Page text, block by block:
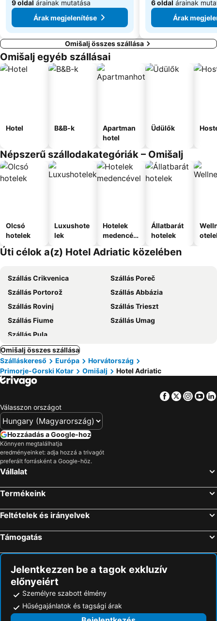
9 oldal árainak mutatása
Árak megjelenítése
6 oldal árainak
Árak
Omišalj összes szállása
Omišalj egyéb szállásai
Hotel B&B-k
Apartman
hotel
Üdülők
Népszerű szállodakategóriák – Omišalj
Olcsó
hotelek
Luxushote
lek
Hotelek
medencév
Állatbarát
hotelek
Úti célok a(z) Hotel Adriatic közelében
Szállás Crikvenica
Szállás Poreč
Szállás Portorož
Szállás Abbázia
Szállás Rovinj
Szállás Trieszt
Szállás Fiume
Szállás Umag
Szállás Pula
Omišalj összes szállása
Szálláskereső
Európa
Horvátország
Primorje-Gorski Kotar
Omišalj Hotel Adriatic
Facebook
Twitter
Válasszon országot
Hozzáadás a Google-hoz
Könnyen megtalálhatja
eredményeinket: adja hozzá a trivagót
preferált forrásként a Google-höz.
Vállalat
Termékeink
Feltételek és irányelvek
Támogatás
Jelentkezzen be a tagok exkluzív
előnyeiért
Személyre szabott élmény
Hűségajánlatok és tagsági árak